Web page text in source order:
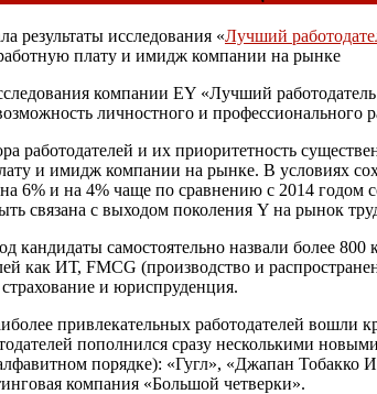
результаты исследования «Лучший
плату и имидж компании на рынке
компании EY «Лучший
личностного и профессионального
работодателей и их приоритетность
и имидж компании на рынке. В условиях
6% и на 4% чаще по сравнению с 2014 годом
связана с выходом поколения Y на рынок
кандидаты самостоятельно назвали более
как ИТ, FMCG (производство и
и юриспруденция.
привлекательных работодателей
пополнился сразу несколькими
порядке): «Гугл», «Джапан
компания «Большой четверки».